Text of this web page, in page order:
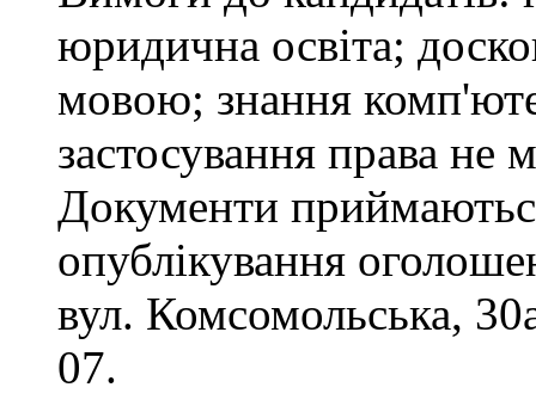
юридична освіта;
мовою; знання
застосування права не
Документи
опублікування
вул. Комсомольська,
07.